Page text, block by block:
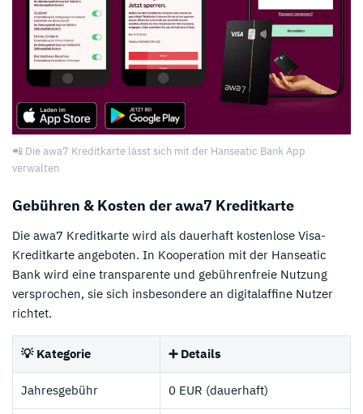
📲 Die awa7 Kreditkarte lässt sich mit der Hanseatic Bank App
verwalten
Gebühren & Kosten der awa7 Kreditkarte
Die awa7 Kreditkarte wird als dauerhaft kostenlose Visa-
Kreditkarte angeboten. In Kooperation mit der Hanseatic
Bank wird eine transparente und gebührenfreie Nutzung
versprochen, sie sich insbesondere an digitalaffine Nutzer
richtet.
💡 Kategorie ➕ Details
Jahresgebühr 0 EUR (dauerhaft)